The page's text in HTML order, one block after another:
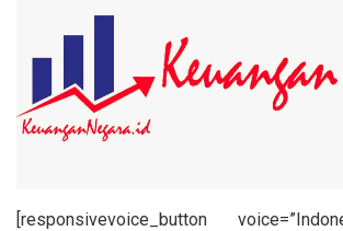
[responsivevoice_button